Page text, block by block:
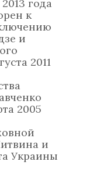
года
к
и
2011
2005
и
Украины